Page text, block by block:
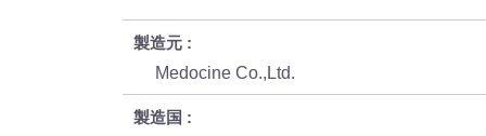
製造元
Medocine Co.,Ltd.
製造国